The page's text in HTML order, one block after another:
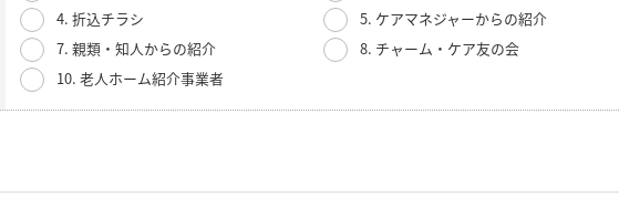
4. 折込チラシ
5. ケアマネジャーからの紹介
7. 親類・知人からの紹介
8. チャーム・ケア友の会
10. 老人ホーム紹介事業者